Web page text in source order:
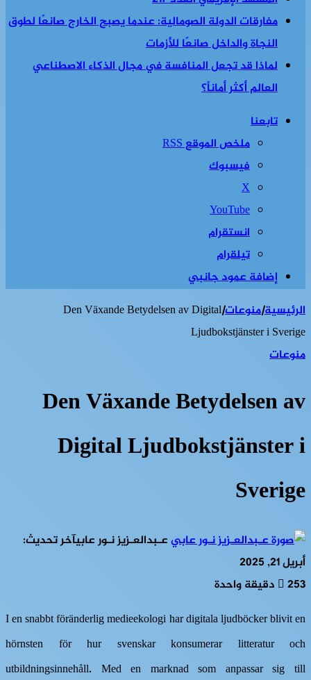
مفارقات الدولة الصومالية: عندما يصبح الخارج صانعًا لطوق
النجاة والداخل صانعًا للأزمات
لماذا قد تجعل المنافسة في مجال الذكاء الاصطناعي
العالم أكثر أماناً؟
تابعنا
ملخص الموقع RSS
فيسبوك
‫X
‫YouTube
انستقرام
تيلقرام
إضافة عمود جانبي
الرئيسية|منوعات|
Den Växande Betydelsen av Digital
Ljudbokstjänster i Sverige
منوعات
Den Växande Betydelsen av
Digital Ljudbokstjänster i
Sverige
عـبدالعـزيز نـور عابيآخر تحديث:
أبريل 21, 2025
253
دقيقة واحدة
I en snabbt föränderlig medieekologi har digitala ljudböcker blivit en
hörnsten för hur svenskar konsumerar litteratur och
utbildningsinnehåll. Med en marknad som anpassar sig till